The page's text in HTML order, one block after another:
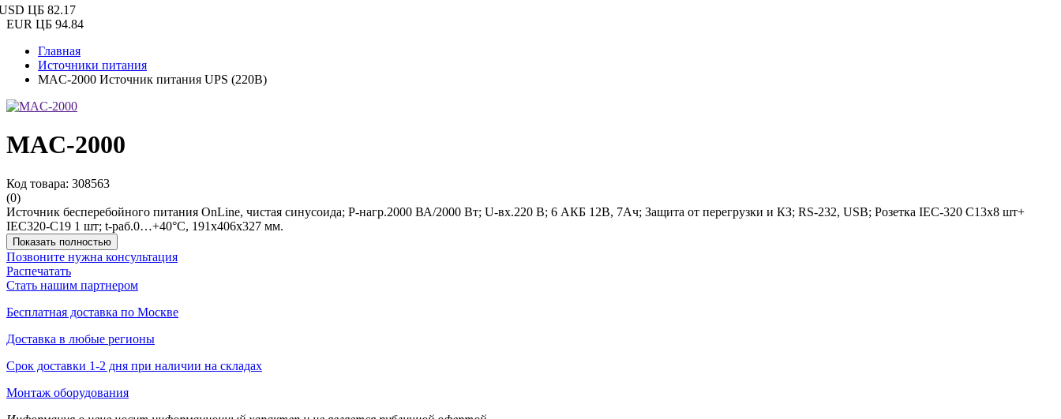
ЦБ 82.17
EUR ЦБ 94.84
Главная
Источники питания
MAC-2000 Источник питания UPS (220В)
MAC-2000
Код товара: 308563
(0)
Источник бесперебойного питания OnLine, чистая синусоида; P-нагр.2000 ВА/2000 Вт; U-вх.220 В; 6 АКБ 12В, 7Ач; Защита от перегрузки и КЗ; RS-232, USB; Розетка IEC-320 С13х8 шт+
IEC320-C19 1 шт; t-раб.0…+40°C, 191х406х327 мм.
Показать полностью
Позвоните нужна консультация
Распечатать
Стать нашим партнером
Бесплатная доставка по Москве
Доставка в любые регионы
Срок доставки 1-2 дня при наличии на складах
Монтаж оборудования